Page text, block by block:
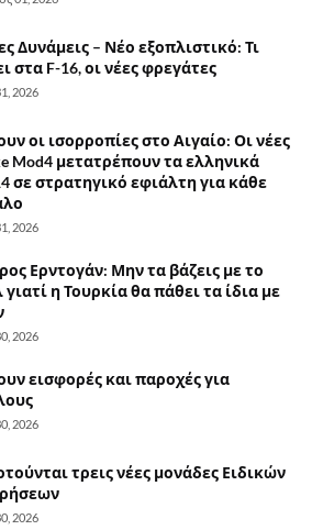
Δυνάμεις – Νέο εξοπλιστικό: Τι
στα F-16, οι νέες φρεγάτες
2026
οι ισορροπίες στο Αιγαίο: Οι νέες
Mod4 μετατρέπουν τα ελληνικά
σε στρατηγικό εφιάλτη για κάθε
2026
Ερντογάν: Μην τα βάζεις με το
γιατί η Τουρκία θα πάθει τα ίδια με
2026
εισφορές και παροχές για
2026
τρεις νέες μονάδες Ειδικών
2026